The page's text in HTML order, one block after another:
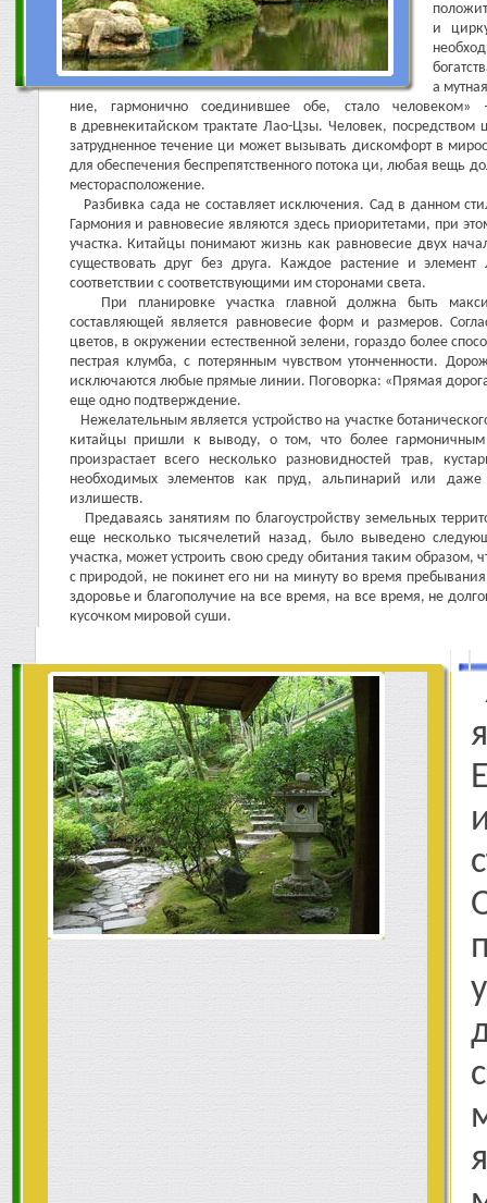
и
а
ние, гармонично соединившее обе, стало человеком»
в древнекитайском трактате Лао-Цзы. Человек,
затрудненное течение ци может вызывать дискомфорт в
для обеспечения беспрепятственного потока ци, любая вещь
месторасположение.
Разбивка сада не составляет исключения. Сад в данном
Гармония и равновесие являются здесь приоритетами, при
участка. Китайцы понимают жизнь как равновесие двух
существовать друг без друга. Каждое растение и
соответствии с соответствующими им сторонами света.
При планировке участка главной должна быть
составляющей является равновесие форм и размеров.
цветов, в окружении естественной зелени, гораздо более
пестрая клумба, с потерянным чувством утонченности.
исключаются любые прямые линии. Поговорка: «Прямая
еще одно подтверждение.
Нежелательным является устройство на участке
китайцы пришли к выводу, о том, что более
произрастает всего несколько разновидностей трав,
необходимых элементов как пруд, альпинарий или даже
излишеств.
Предаваясь занятиям по благоустройству земельных
еще несколько тысячелетий назад, было выведено
участка, может устроить свою среду обитания таким образом,
с природой, не покинет его ни на минуту во время
здоровье и благополучие на все время, на все время, не
кусочком мировой суши.